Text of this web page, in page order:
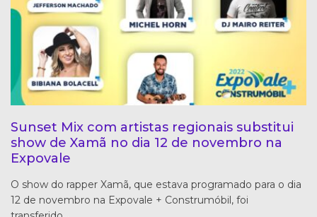
Sunset Mix com artistas regionais substitui
show de Xamã no dia 12 de novembro na
Expovale
O show do rapper Xamã, que estava programado para o dia
12 de novembro na Expovale + Construmóbil, foi